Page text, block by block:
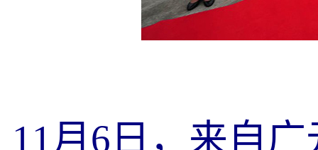
11月6日，来自